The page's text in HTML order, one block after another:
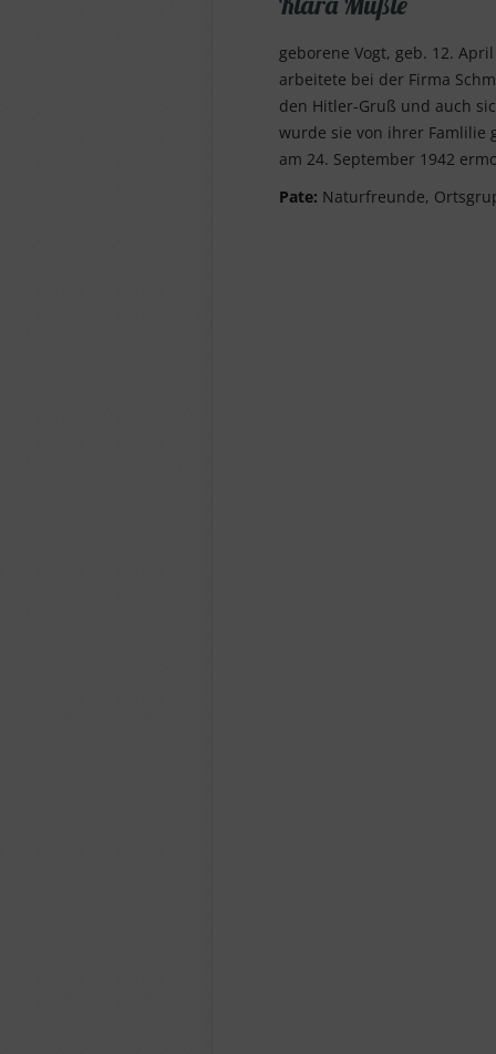
geborene Vogt, geb. 12.
arbeitete bei der Firma
den Hitler-Gruß und auch
wurde sie von ihrer Famlilie
am 24. September 1942
Pate: Naturfreunde,